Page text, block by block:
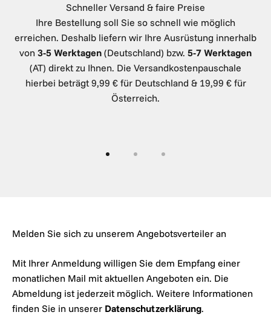
Schneller Versand & faire Preise
Ihre Bestellung soll Sie so schnell wie möglich
erreichen. Deshalb liefern wir Ihre Ausrüstung innerhalb
von 3-5 Werktagen (Deutschland) bzw. 5-7 Werktagen
(AT) direkt zu Ihnen. Die Versandkostenpauschale
hierbei beträgt 9,99 € für Deutschland & 19,99 € für
Österreich.
Melden Sie sich zu unserem Angebotsverteiler an
Mit Ihrer Anmeldung willigen Sie dem Empfang einer
monatlichen Mail mit aktuellen Angeboten ein. Die
Abmeldung ist jederzeit möglich. Weitere Informationen
finden Sie in unserer Datenschutzerklärung.